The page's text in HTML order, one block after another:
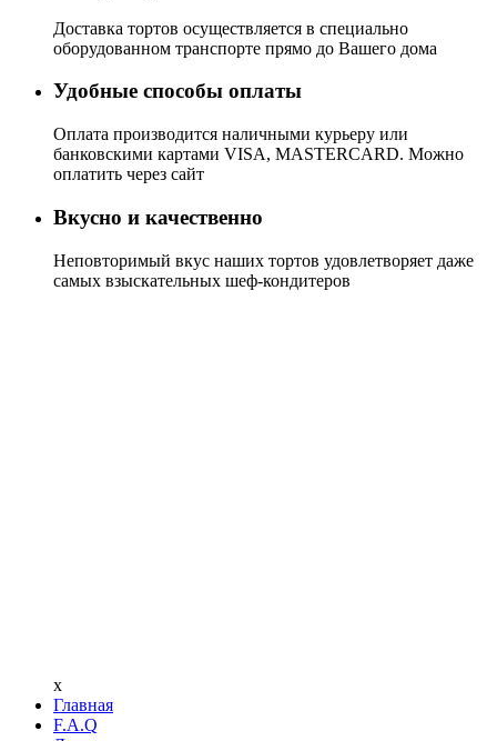
Доставка тортов осуществляется в специально
оборудованном транспорте прямо до Вашего дома
Удобные способы оплаты
Оплата производится наличными курьеру или
банковскими картами VISA, MASTERCARD. Можно
оплатить через сайт
Вкусно и качественно
Неповторимый вкус наших тортов удовлетворяет даже
самых взыскательных шеф-кондитеров
x
Главная
F.A.Q